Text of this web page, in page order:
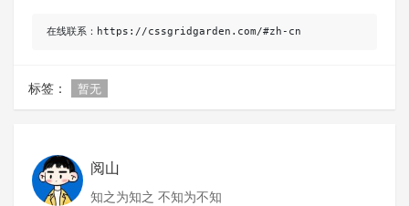
在线联系：https://cssgridgarden.com/#zh-cn
标签： 暂无
阅山
知之为知之 不知为不知